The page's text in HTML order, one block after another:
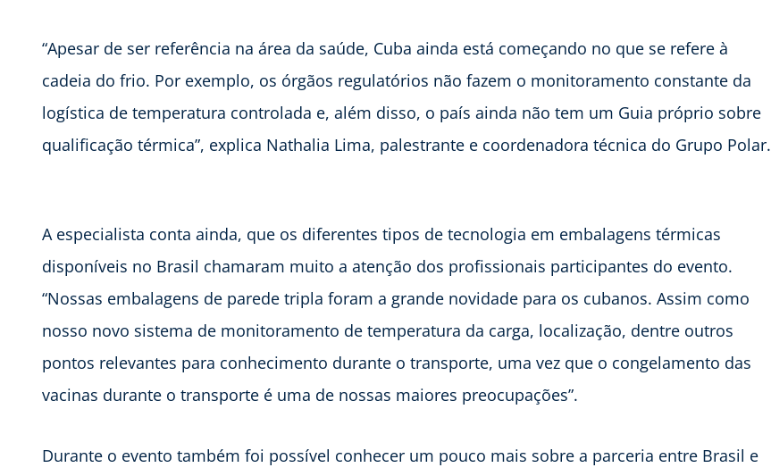
“Apesar de ser referência na área da saúde, Cuba ainda está começando no que se refere à
cadeia do frio. Por exemplo, os órgãos regulatórios não fazem o monitoramento constante da
logística de temperatura controlada e, além disso, o país ainda não tem um Guia próprio sobre
qualificação térmica”, explica Nathalia Lima, palestrante e coordenadora técnica do Grupo Polar.
A especialista conta ainda, que os diferentes tipos de tecnologia em embalagens térmicas
disponíveis no Brasil chamaram muito a atenção dos profissionais participantes do evento.
“Nossas embalagens de parede tripla foram a grande novidade para os cubanos. Assim como
nosso novo sistema de monitoramento de temperatura da carga, localização, dentre outros
pontos relevantes para conhecimento durante o transporte, uma vez que o congelamento das
vacinas durante o transporte é uma de nossas maiores preocupações”.
Durante o evento também foi possível conhecer um pouco mais sobre a parceria entre Brasil e